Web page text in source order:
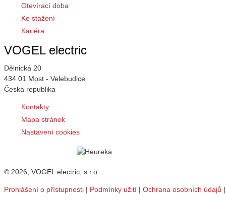
Otevírací doba
Ke stažení
Kariéra
VOGEL electric
Dělnická 20
434 01 Most - Velebudice
Česká republika
Kontakty
Mapa stránek
Nastavení cookies
© 2026, VOGEL electric, s.r.o.
Prohlášení o přístupnosti | Podmínky užití | Ochrana osobních údajů